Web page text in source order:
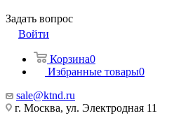
Задать вопрос
Войти
Корзина0
Избранные товары0
sale@ktnd.ru
г. Москва, ул. Электродная 11